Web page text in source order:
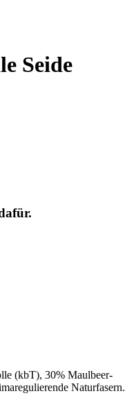
Seide
(kbT), 30% Maulbeer-
Naturfasern.